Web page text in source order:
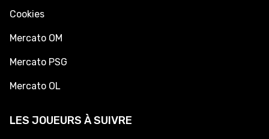
Cookies
Mercato OM
Mercato PSG
Mercato OL
LES JOUEURS À SUIVRE